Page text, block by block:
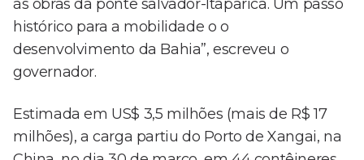
às obras da ponte salvador-Itaparica. Um passo
histórico para a mobilidade o o
desenvolvimento da Bahia”, escreveu o
governador.
Estimada em US$ 3,5 milhões (mais de R$ 17
milhões), a carga partiu do Porto de Xangai, na